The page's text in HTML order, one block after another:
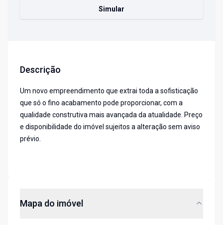
Simular
Descrição
Um novo empreendimento que extrai toda a sofisticação
que só o fino acabamento pode proporcionar, com a
qualidade construtiva mais avançada da atualidade. Preço
e disponibilidade do imóvel sujeitos a alteração sem aviso
prévio.
Mapa do imóvel